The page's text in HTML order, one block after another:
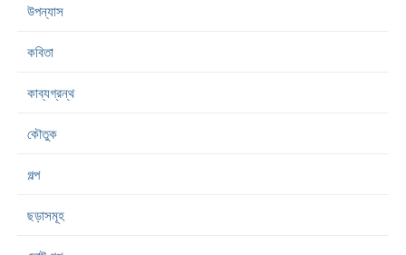
উপন্যাস
কবিতা
কাব্যগ্রন্থ
কৌতুক
গল্প
ছড়াসমূহ